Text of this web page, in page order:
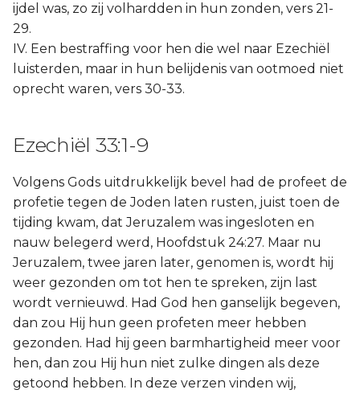
ijdel was, zo zij volhardden in hun zonden, vers 21-
29.
IV. Een bestraffing voor hen die wel naar Ezechiël
luisterden, maar in hun belijdenis van ootmoed niet
oprecht waren, vers 30-33.
Ezechiël 33:1-9
Volgens Gods uitdrukkelijk bevel had de profeet de
profetie tegen de Joden laten rusten, juist toen de
tijding kwam, dat Jeruzalem was ingesloten en
nauw belegerd werd, Hoofdstuk 24:27. Maar nu
Jeruzalem, twee jaren later, genomen is, wordt hij
weer gezonden om tot hen te spreken, zijn last
wordt vernieuwd. Had God hen ganselijk begeven,
dan zou Hij hun geen profeten meer hebben
gezonden. Had hij geen barmhartigheid meer voor
hen, dan zou Hij hun niet zulke dingen als deze
getoond hebben. In deze verzen vinden wij,